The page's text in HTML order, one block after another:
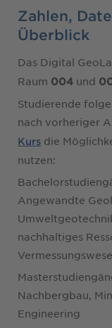
Zahlen,
Überblick
Das Digital
Raum 004 und
Studierende
nach vorheriger
Kurs die
nutzen:
Angewandte
nachhaltiges
Nachbergbau,
Engineering